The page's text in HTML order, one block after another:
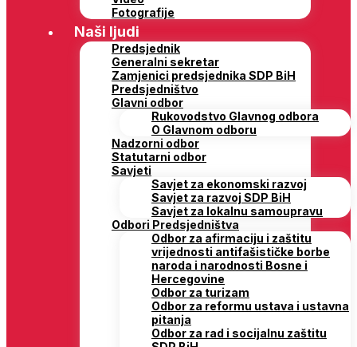
Fotografije
Naši ljudi
Predsjednik
Generalni sekretar
Zamjenici predsjednika SDP BiH
Predsjedništvo
Glavni odbor
Rukovodstvo Glavnog odbora
O Glavnom odboru
Nadzorni odbor
Statutarni odbor
Savjeti
Savjet za ekonomski razvoj
Savjet za razvoj SDP BiH
Savjet za lokalnu samoupravu
Odbori Predsjedništva
Odbor za afirmaciju i zaštitu
vrijednosti antifašističke borbe
naroda i narodnosti Bosne i
Hercegovine
Odbor za turizam
Odbor za reformu ustava i ustavna
pitanja
Odbor za rad i socijalnu zaštitu